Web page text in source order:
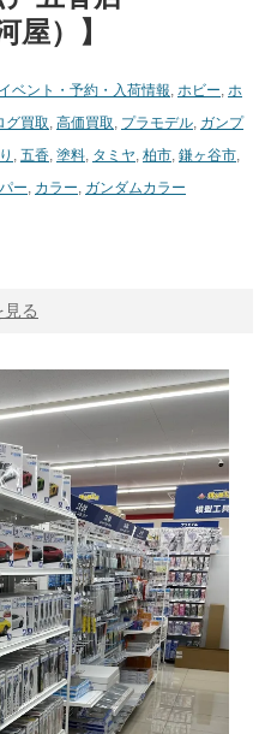
屋）】
イベント・予約・入荷情報 ホビー ホ
グ買取 高価買取 プラモデル ガンプ
五香 塗料 タミヤ 柏市 鎌ヶ谷市
ー カラー ガンダムカラー
る